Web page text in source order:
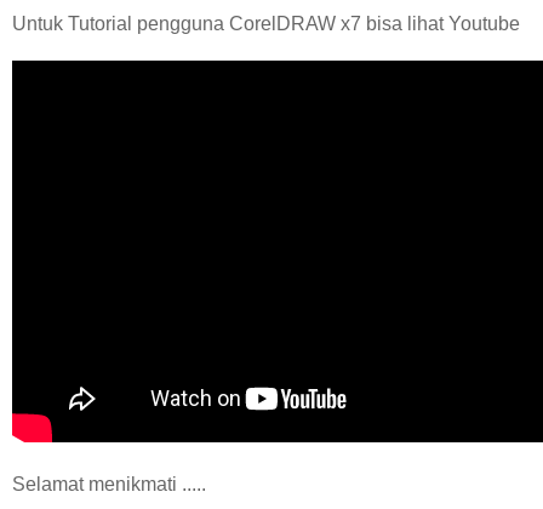
Untuk Tutorial pengguna CorelDRAW x7 bisa lihat Youtube
Selamat menikmati .....